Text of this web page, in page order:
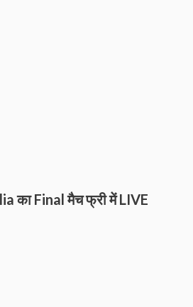
का Final मैच फ्री में LIVE